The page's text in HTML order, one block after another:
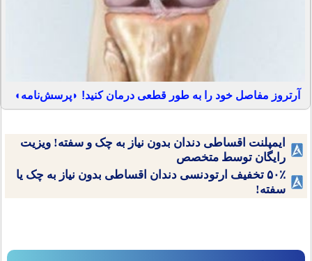
آرتروز مفاصل خود را به طور قطعی درمان کنید! ◗پرسش‌نامه◖
ایمپلنت اقساطی دندان بدون نیاز به چک و سفته! ویزیت
رایگان توسط متخصص
۵۰٪ تخفیف ارتودنسی دندان اقساطی بدون نیاز به چک یا
سفته!